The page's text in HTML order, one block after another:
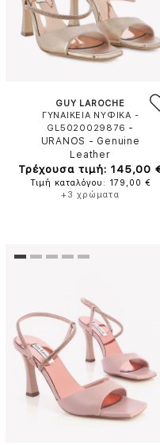
GUY LAROCHE
ΓΥΝΑΙΚΕΙΑ ΝΥΦΙΚΑ -
GL5020029876 -
URANOS - Genuine
Leather
Τρέχουσα τιμή: 145,00
Τιμή καταλόγου: 179,00 €
+3 χρώματα